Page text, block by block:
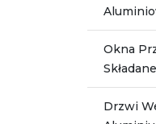
Okna
Drzwi